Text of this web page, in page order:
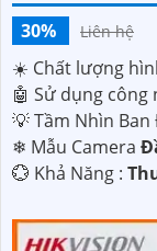
30%
Liên hệ
☀️ Chất lượng
🤖️ Sử dụng công
💡 Tầm Nhìn Ban
❄ Mẫu Camera
️💮 Khả Năng :